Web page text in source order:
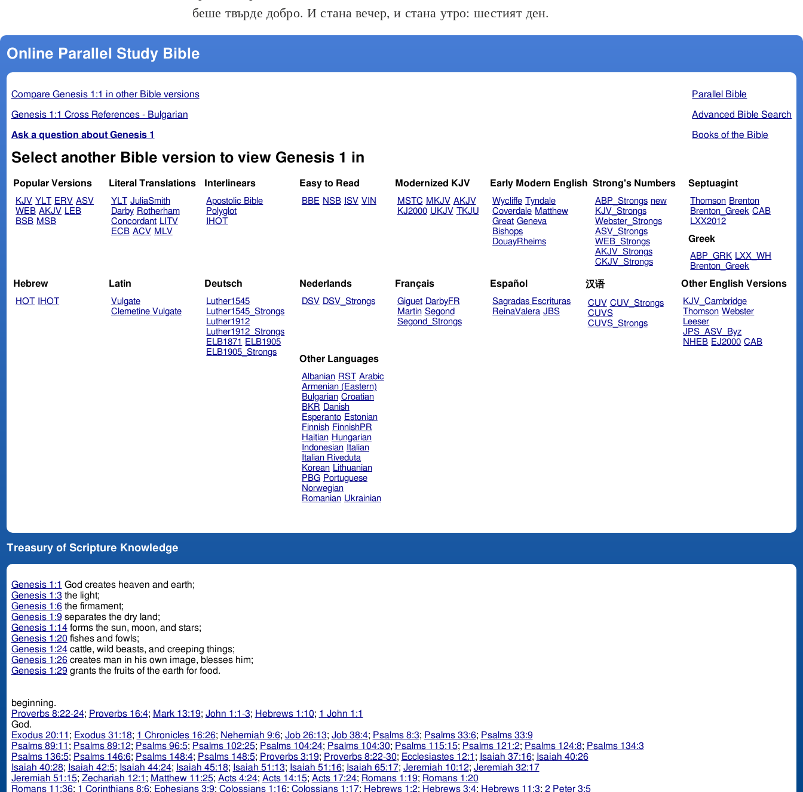
беше твърде добро. И стана вечер, и стана утро: шестият ден.
Online Parallel Study Bible
Parallel Bible
Advanced Bible Search
Books of the Bible
Compare Genesis 1:1 in other Bible versions
Genesis 1:1 Cross References - Bulgarian
Ask a question about Genesis 1
Select another Bible version to view Genesis 1 in
Popular Versions
KJV YLT ERV ASV
WEB AKJV LEB
BSB MSB
Literal Translations
YLT JuliaSmith
Darby Rotherham
Concordant LITV
ECB ACV MLV
Interlinears
Apostolic Bible
Polyglot
IHOT
Easy to Read
BBE NSB ISV VIN
Modernized KJV
MSTC MKJV AKJV
KJ2000 UKJV TKJU
Early Modern English
Wycliffe Tyndale
Coverdale Matthew
Great Geneva
Bishops
DouayRheims
Strong's Numbers
ABP_Strongs new
KJV_Strongs
Webster_Strongs
ASV_Strongs
WEB_Strongs
AKJV_Strongs
CKJV_Strongs
Septuagint
Thomson Brenton
Brenton_Greek CAB
LXX2012
Greek
ABP_GRK LXX_WH
Brenton_Greek
Hebrew
HOT IHOT
Latin
Vulgate
Clemetine Vulgate
Deutsch
Luther1545
Luther1545_Strongs
Luther1912
Luther1912_Strongs
ELB1871
ELB1905
ELB1905_Strongs
Nederlands
DSV DSV_Strongs
Français
Giguet DarbyFR
Martin Segond
Segond_Strongs
Español
Sagradas Escrituras
ReinaValera JBS
汉语
CUV CUV_Strongs
CUVS
CUVS_Strongs
Other English Versions
KJV_Cambridge
Thomson Webster
Leeser
JPS_ASV_Byz
NHEB EJ2000 CAB
Other Languages
Albanian RST Arabic
Armenian (Eastern)
Bulgarian Croatian
BKR Danish
Esperanto Estonian
Finnish FinnishPR
Haitian Hungarian
Indonesian
Italian
Italian Riveduta
Korean Lithuanian
PBG Portuguese
Norwegian
Romanian Ukrainian
Treasury of Scripture Knowledge
Genesis 1:1 God creates heaven and earth;
Genesis 1:3 the light;
Genesis 1:6the firmament;
Genesis 1:9separates the dry land;
Genesis 1:14forms the sun, moon, and stars;
Genesis 1:20fishes and fowls;
Genesis 1:24cattle, wild beasts, and creeping things;
Genesis 1:26creates man in his own image, blesses him;
Genesis 1:29grants the fruits of the earth for food.
beginning.
Proverbs 8:22-24; Proverbs 16:4; Mark 13:19; John 1:1-3; Hebrews 1:10; 1 John 1:1
God.
Exodus 20:11 ; Exodus 31:18; 1 Chronicles 16:26; Nehemiah 9:6; Job 26:13; Job 38:4; Psalms 8:3; Psalms 33:6; Psalms 33:9
Psalms 89:11 ; Psalms 89:12; Psalms 96:5; Psalms 102:25; Psalms 104:24; Psalms 104:30; Psalms 115:15; Psalms 121:2; Psalms 124:8; Psalms 134:3
Psalms 136:5; Psalms 146:6; Psalms 148:4; Psalms 148:5; Proverbs 3:19; Proverbs 8:22-30; Ecclesiastes 12:1 ; Isaiah 37:16; Isaiah 40:26
Isaiah 40:28; Isaiah 42:5; Isaiah 44:24; Isaiah 45:18; Isaiah 51:13; Isaiah 51:16; Isaiah 65:17; Jeremiah 10:12; Jeremiah 32:17
Jeremiah 51:15; Zechariah 12:1 ; Matthew 11:25; Acts 4:24; Acts 14:15; Acts 17:24; Romans 1:19; Romans 1:20
Romans 11:36; 1 Corinthians 8:6; Ephesians 3:9; Colossians 1:16; Colossians 1:17; Hebrews 1:2; Hebrews 3:4; Hebrews 11:3; 2 Peter 3:5